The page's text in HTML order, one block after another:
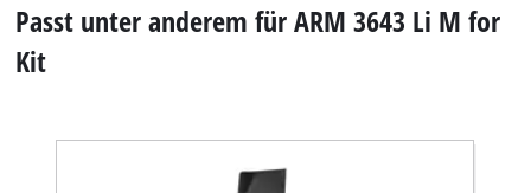
Passt unter anderem für ARM 3643 Li M for
Kit